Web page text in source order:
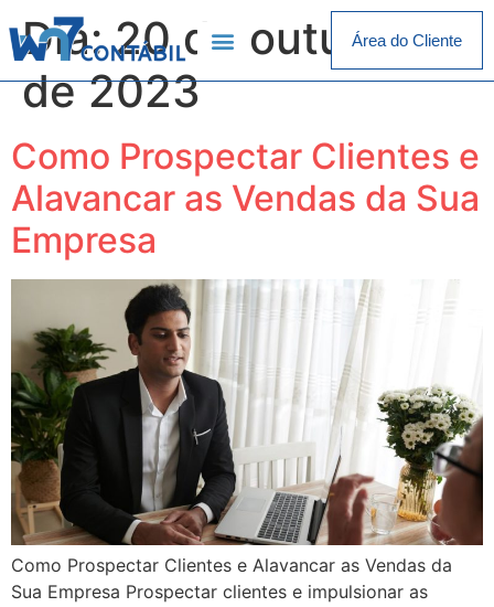
Área do Cliente
Dia:20 de outubro
de 2023
Como Prospectar Clientes e
Alavancar as Vendas da Sua
Empresa
Como Prospectar Clientes e Alavancar as Vendas da
Sua Empresa Prospectar clientes e impulsionar as